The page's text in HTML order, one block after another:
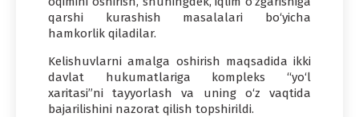
qarshi kurashish masalalari bo‘yicha
hamkorlik qiladilar.
Kelishuvlarni amalga oshirish maqsadida ikki
davlat hukumatlariga kompleks “yo‘l
xaritasi”ni tayyorlash va uning o‘z vaqtida
bajarilishini nazorat qilish topshirildi.